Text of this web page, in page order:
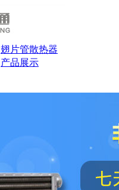
翅片管散热器
产品展示